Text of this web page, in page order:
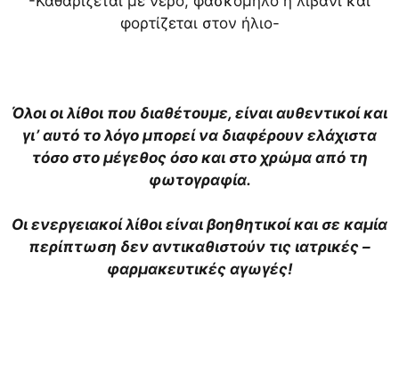
φορτίζεται στον ήλιο-
Όλοι οι λίθοι που διαθέτουμε, είναι αυθεντικοί και
γι’ αυτό το λόγο μπορεί να διαφέρουν ελάχιστα
τόσο στο μέγεθος όσο και στο χρώμα από τη
φωτογραφία.
Οι ενεργειακοί λίθοι είναι βοηθητικοί και σε καμία
περίπτωση δεν αντικαθιστούν τις ιατρικές –
φαρμακευτικές αγωγές!